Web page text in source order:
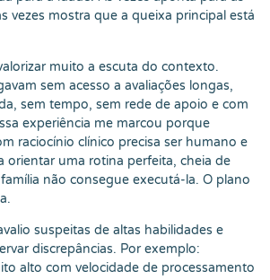
vezes mostra que a queixa principal está
muito a escuta do contexto.
sem acesso a avaliações longas,
sem tempo, sem rede de apoio e com
experiência me marcou porque
raciocínio clínico precisa ser humano e
orientar uma rotina perfeita, cheia de
não consegue executá-la. O plano
suspeitas de altas habilidades e
discrepâncias. Por exemplo:
alto com velocidade de processamento